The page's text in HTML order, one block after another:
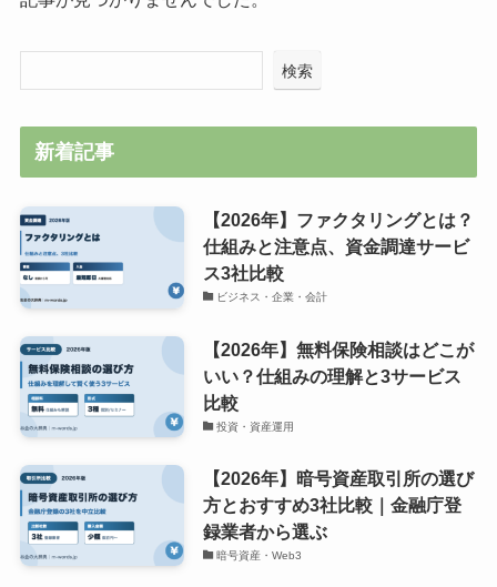
検索
新着記事
【2026年】ファクタリングとは？
仕組みと注意点、資金調達サービ
ス3社比較
ビジネス・企業・会計
【2026年】無料保険相談はどこが
いい？仕組みの理解と3サービス
比較
投資・資産運用
【2026年】暗号資産取引所の選び
方とおすすめ3社比較｜金融庁登
録業者から選ぶ
暗号資産・Web3